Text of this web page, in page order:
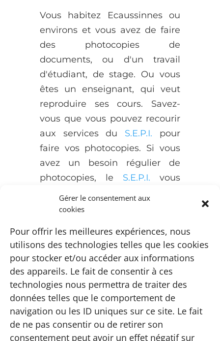
Gérer le consentement aux
cookies
Pour offrir les meilleures expériences, nous
utilisons des technologies telles que les cookies
pour stocker et/ou accéder aux informations
des appareils. Le fait de consentir à ces
technologies nous permettra de traiter des
données telles que le comportement de
navigation ou les ID uniques sur ce site. Le fait
de ne pas consentir ou de retirer son
consentement peut avoir un effet négatif sur
Vous habitez Ecaussinnes ou
environs et vous avez de faire
des photocopies de
documents, ou d'un travail
d'étudiant, de stage. Ou vous
êtes un enseignant, qui veut
reproduire ses cours. Savez-
vous que vous pouvez recourir
aux services du S.E.P.I. pour
faire vos photocopies. Si vous
avez un besoin régulier de
photocopies, le S.E.P.I. vous
propose une avantageuse
formule d'abonnement à tarif